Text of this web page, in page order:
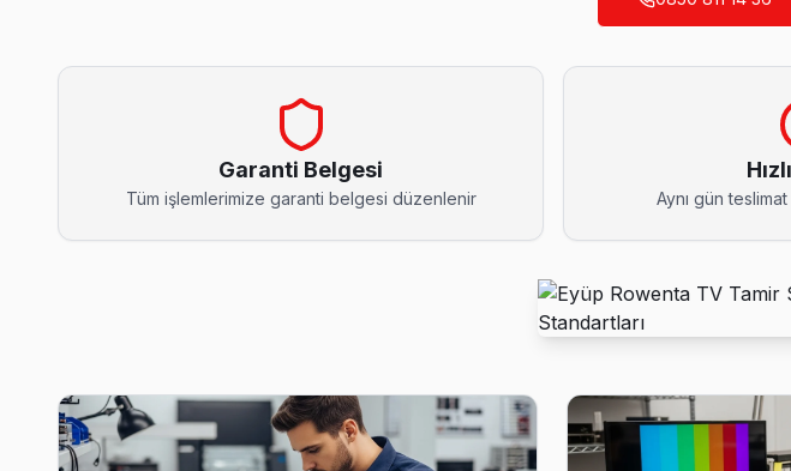
Eyüp'da Ağaçlı mahallesi Rowenta TV servisi için kapıya kadar ücretsiz teşhis yapıyoruz;
Ağaçlı Rowenta Anakart Tamiri →
Akpınar Rowenta Servis
Rowenta TV Akpınar adresinde firmware güncellemesi sonrası donuyorsa bu bilinen bir
Akşemsettin Rowenta Anakart Tamiri →
Alibeyköy Rowenta Servis
Garanti Belgesi
Tüm işlemlerimize garanti belgesi düzenlenir Aynı gün teslimat